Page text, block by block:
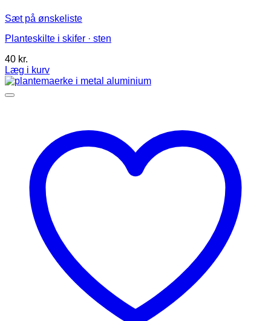
Sæt på ønskeliste
Planteskilte i skifer · sten
40 kr.
Læg i kurv
Dette
vare
har
varesiden